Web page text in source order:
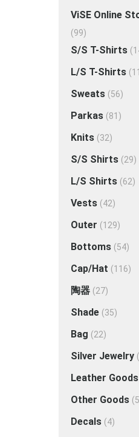
ViSE Online
(99)
S/S T-Shirts
L/S T-Shirts
Sweats (56)
Parkas (81)
Knits (32)
S/S Shirts (29)
L/S Shirts (62)
Vests (42)
Outer (129)
Bottoms (54)
Cap/Hat (116)
陶器 (27)
Shade (35)
Bag (22)
Silver Jewelry
Leather Goods
Other Goods
Decals (4)